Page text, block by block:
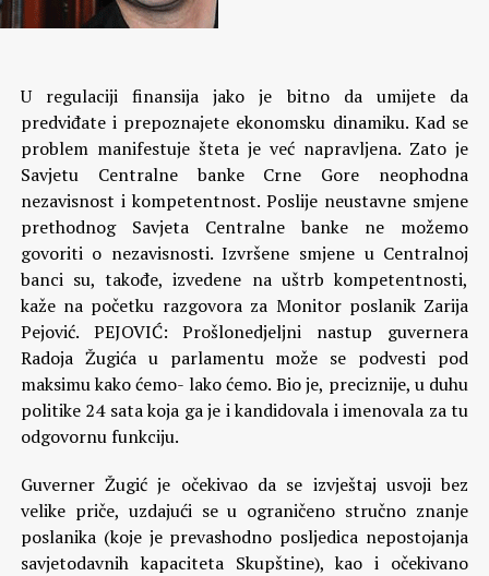
U regulaciji finansija jako je bitno da umijete da
predviđate i prepoznajete ekonomsku dinamiku. Kad se
problem manifestuje šteta je već napravljena. Zato je
Savjetu Centralne banke Crne Gore neophodna
nezavisnost i kompetentnost. Poslije neustavne smjene
prethodnog Savjeta Centralne banke ne možemo
govoriti o nezavisnosti. Izvršene smjene u Centralnoj
banci su, takođe, izvedene na uštrb kompetentnosti,
kaže na početku razgovora za Monitor poslanik Zarija
Pejović. PEJOVIĆ: Prošlonedjeljni nastup guvernera
Radoja Žugića u parlamentu može se podvesti pod
maksimu kako ćemo- lako ćemo. Bio je, preciznije, u duhu
politike 24 sata koja ga je i kandidovala i imenovala za tu
odgovornu funkciju.
Guverner Žugić je očekivao da se izvještaj usvoji bez
velike priče, uzdajući se u ograničeno stručno znanje
poslanika (koje je prevashodno posljedica nepostojanja
savjetodavnih kapaciteta Skupštine), kao i očekivano